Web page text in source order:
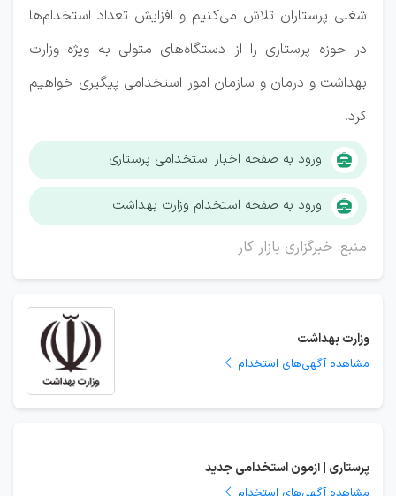
شغلی پرستاران تلاش می‌کنیم و افزایش تعداد استخدام‌ها
در حوزه پرستاری را از دستگاه‌های متولی به ویژه وزارت
بهداشت و درمان و سازمان امور استخدامی پیگیری خواهیم
کرد.
ورود به صفحه اخبار استخدامی پرستاری
ورود به صفحه استخدام وزارت بهداشت
منبع: خبرگزاری بازار کار
وزارت بهداشت
مشاهده آگهی‌های استخدام
پرستاری | آزمون استخدامی جدید